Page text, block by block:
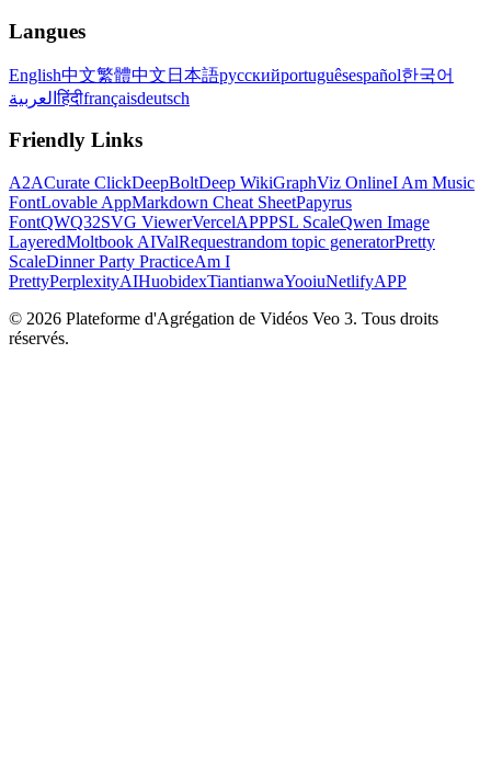
Langues
English中文繁體中文 日本語русскийportuguêsespañol한국어
العربيةहिंदीfrançaisdeutsch
Friendly Links
A2ACurate ClickDeepBoltDeep WikiGraphViz OnlineI Am Music
FontLovable AppMarkdown Cheat SheetPapyrus
FontQWQ32SVG ViewerVercelAPPPSL ScaleQwen Image
LayeredMoltbook AIValRequestrandom topic generatorPretty
ScaleDinner Party PracticeAm I
PrettyPerplexityAIHuobidexTiantianwaYooiuNetlifyAPP
© 2026 Plateforme d'Agrégation de Vidéos Veo 3. Tous droits
réservés.